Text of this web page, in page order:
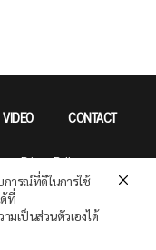
VIDEO CONTACT
Privacy Policy
Reserved.
ารณ์ที่ดีในการใช้
ที่
มเป็นส่วนตัวเองได้